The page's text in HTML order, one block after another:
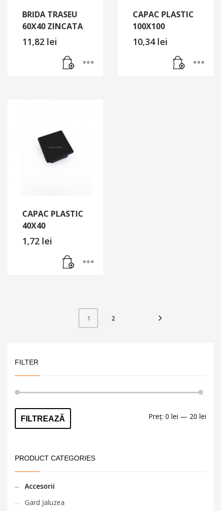
BRIDA TRASEU
60X40 ZINCATA
11,82 lei
CAPAC PLASTIC
100X100
10,34 lei
CAPAC PLASTIC
40X40
1,72 lei
1 2
FILTER
FILTREAZĂ Preț: 0 lei — 20 lei
PRODUCT CATEGORIES
Accesorii
Gard Jaluzea